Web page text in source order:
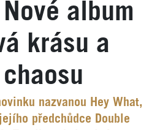
album
krásu a
nazvanou Hey What,
předchůdce Double